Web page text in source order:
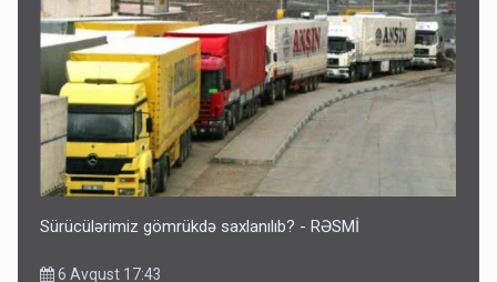
Sürücülərimiz gömrükdə saxlanılıb? - RƏSMİ
6 Avqust 17:43